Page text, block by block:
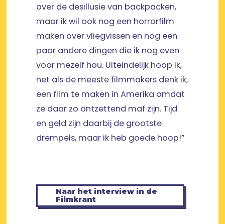
over de desillusie van backpacken,
maar ik wil ook nog een horrorfilm
maken over vliegvissen en nog een
paar andere dingen die ik nog even
voor mezelf hou. Uiteindelijk hoop ik,
net als de meeste filmmakers denk ik,
een film te maken in Amerika omdat
ze daar zo ontzettend maf zijn. Tijd
en geld zijn daarbij de grootste
drempels, maar ik heb goede hoop!”
Naar het interview in de
Filmkrant